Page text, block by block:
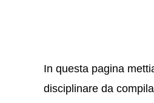
In questa pagina
disciplinare da